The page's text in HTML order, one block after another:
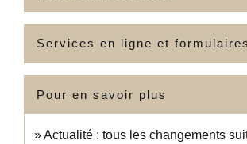
Services en ligne et
Pour en savoir plus
Actualité : tous les changements